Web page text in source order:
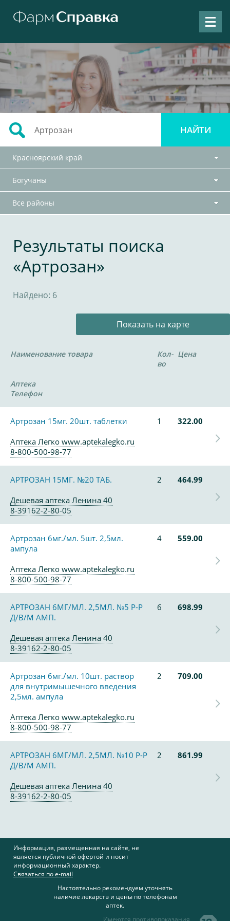
Красноярский край
Богучаны
Все районы
Результаты поиска
«Артрозан»
Найдено: 6
Показать на карте
Наименование товара
Кол-
во
Цена
Аптека
Телефон
Артрозан 15мг. 20шт. таблетки 1
322.00
Аптека Легко www.aptekalegko.ru
8-800-500-98-77
АРТРОЗАН 15МГ. №20 ТАБ. 2
464.99
Дешевая аптека Ленина 40
8-39162-2-80-05
Артрозан 6мг./мл. 5шт. 2,5мл.
ампула
4 559.00
Аптека Легко www.aptekalegko.ru
8-800-500-98-77
АРТРОЗАН 6МГ/МЛ. 2,5МЛ. №5 Р-Р
Д/В/М АМП.
6 698.99
Дешевая аптека Ленина 40
8-39162-2-80-05
Артрозан 6мг./мл. 10шт. раствор
для внутримышечного введения
2,5мл. ампула
2 709.00
Аптека Легко www.aptekalegko.ru
8-800-500-98-77
АРТРОЗАН 6МГ/МЛ. 2,5МЛ. №10 Р-Р
Д/В/М АМП.
2 861.99
Дешевая аптека Ленина 40
8-39162-2-80-05
Информация, размещенная на сайте, не
является публичной офертой и носит
информационный характер.
Связаться по e-mail
Настоятельно рекомендуем уточнять
наличие лекарств и цены по телефонам
аптек.
Имеются противопоказания,